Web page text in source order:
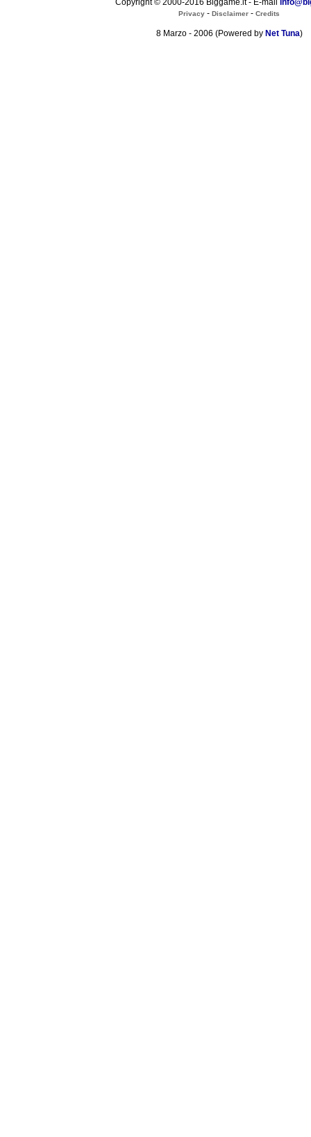
Copyright © 2000-2016 Biggame.it - E-mail
Privacy - Disclaimer - Credits
8 Marzo - 2006 (Powered by Net Tuna)